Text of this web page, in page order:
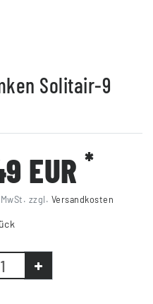
Solitair-9
EUR*
zzgl. Versandkosten